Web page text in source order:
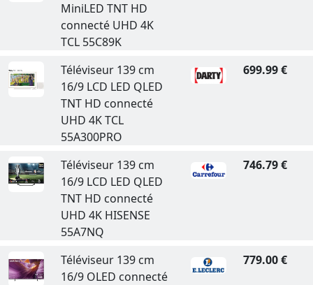
MiniLED TNT HD
connecté UHD 4K
TCL 55C89K
Téléviseur 139 cm
16/9 LCD LED QLED
TNT HD connecté
UHD 4K TCL
55A300PRO
699.99 €
Téléviseur 139 cm
16/9 LCD LED QLED
TNT HD connecté
UHD 4K HISENSE
55A7NQ
746.79 €
Téléviseur 139 cm
16/9 OLED connecté
779.00 €